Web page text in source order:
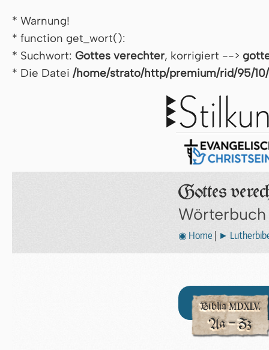
* Warnung!
* function get_wort():
* Suchwort: Got­tes verechter, korrigiert -->
* Die Datei /home/strato/http/premium/rid/95/
Got­tes
◉ Home ►